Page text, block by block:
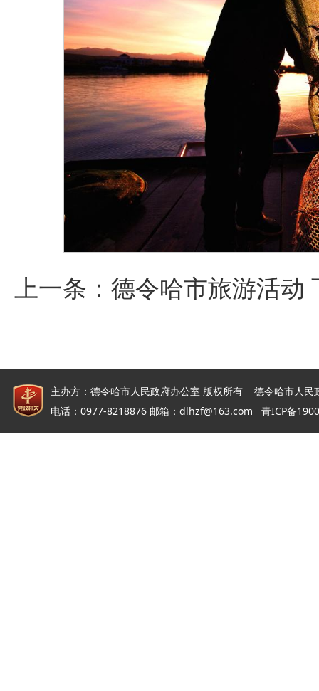
上一条： 德令哈市旅游活动
主办方：德令哈市人民政府办公室 版权所有 德令哈市人
电话：0977-8218876 邮箱：dlhzf@163.com 青ICP备